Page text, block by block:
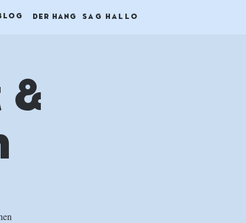
DER HANG SAG HALLO